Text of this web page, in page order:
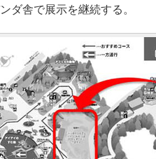
ダ舎で展示を継続する。